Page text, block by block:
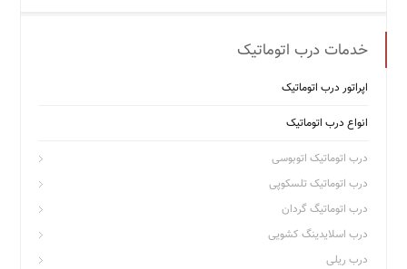
خدمات درب اتوماتیک
اپراتور درب اتوماتیک
انواع درب اتوماتیک
درب اتوماتیک اتوبوسی
درب اتوماتیک تلسکوپی
درب اتوماتیگ گردان
درب اسلایدینگ کشویی
درب ریلی